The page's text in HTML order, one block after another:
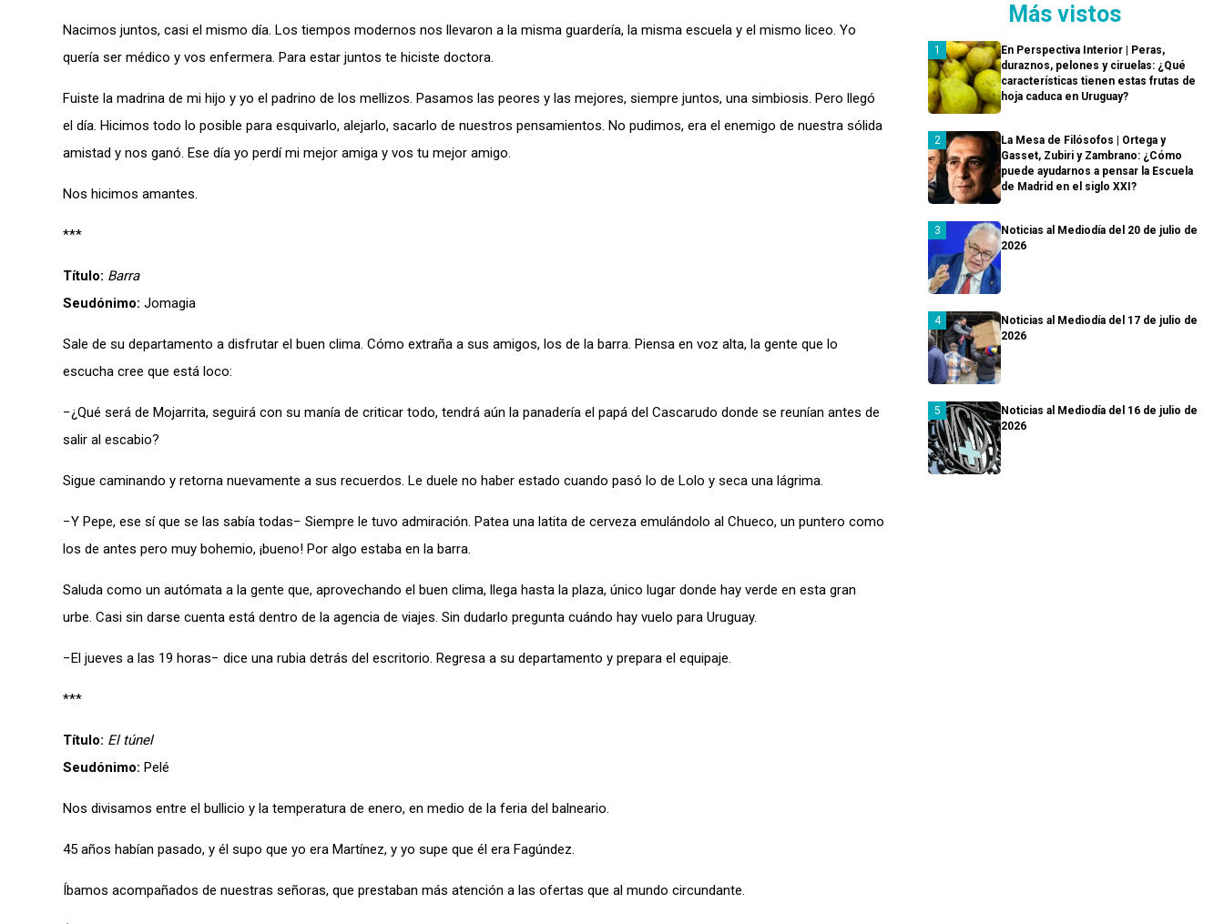
Nacimos juntos, casi el mismo día. Los tiempos modernos nos llevaron a la misma guardería, la misma escuela y el mismo liceo. Yo
quería ser médico y vos enfermera. Para estar juntos te hiciste doctora.
Fuiste la madrina de mi hijo y yo el padrino de los mellizos. Pasamos las peores y las mejores, siempre juntos, una simbiosis. Pero llegó
el día. Hicimos todo lo posible para esquivarlo, alejarlo, sacarlo de nuestros pensamientos. No pudimos, era el enemigo de nuestra sólida
amistad y nos ganó. Ese día yo perdí mi mejor amiga y vos tu mejor amigo.
Nos hicimos amantes.
***
Título: Barra
Seudónimo: Jomagia
Sale de su departamento a disfrutar el buen clima. Cómo extraña a sus amigos, los de la barra. Piensa en voz alta, la gente que lo
escucha cree que está loco:
−¿Qué será de Mojarrita, seguirá con su manía de criticar todo, tendrá aún la panadería el papá del Cascarudo donde se reunían antes de
salir al escabio?
Sigue caminando y retorna nuevamente a sus recuerdos. Le duele no haber estado cuando pasó lo de Lolo y seca una lágrima.
−Y Pepe, ese sí que se las sabía todas− Siempre le tuvo admiración. Patea una latita de cerveza emulándolo al Chueco, un puntero como
los de antes pero muy bohemio, ¡bueno! Por algo estaba en la barra.
Saluda como un autómata a la gente que, aprovechando el buen clima, llega hasta la plaza, único lugar donde hay verde en esta gran
urbe. Casi sin darse cuenta está dentro de la agencia de viajes. Sin dudarlo pregunta cuándo hay vuelo para Uruguay.
−El jueves a las 19 horas− dice una rubia detrás del escritorio. Regresa a su departamento y prepara el equipaje.
***
Título: El túnel
Seudónimo: Pelé
Nos divisamos entre el bullicio y la temperatura de enero, en medio de la feria del balneario.
45 años habían pasado, y él supo que yo era Martínez, y yo supe que él era Fagúndez.
Íbamos acompañados de nuestras señoras, que prestaban más atención a las ofertas que al mundo circundante.
Más vistos
En Perspectiva Interior | Peras,
duraznos, pelones y ciruelas: ¿Qué
características tienen estas frutas de
hoja caduca en Uruguay?
La Mesa de Filósofos | Ortega y
Gasset, Zubiri y Zambrano: ¿Cómo
puede ayudarnos a pensar la Escuela
de Madrid en el siglo XXI?
Noticias al Mediodía del 20 de julio de
2026
Noticias al Mediodía del 17 de julio de
2026
Noticias al Mediodía del 16 de julio de
2026